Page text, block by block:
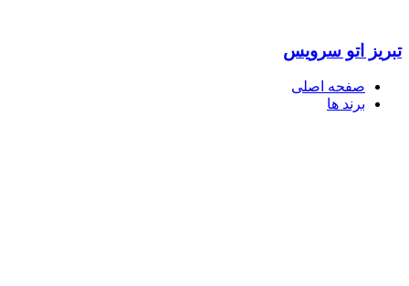
تبریز اتو سرویس
صفحه اصلی
برند ها